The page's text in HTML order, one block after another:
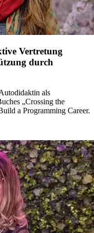
Vertretung
durch
als
„Crossing the
a Programming Career.